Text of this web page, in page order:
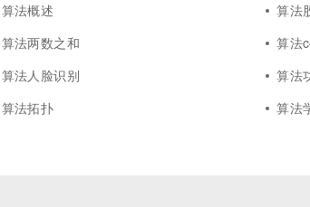
算法概述
算法
算法两数之和
算法
算法人脸识别
算法
算法拓扑 算法